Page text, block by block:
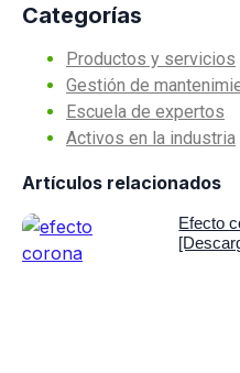
Categorías
Productos y servicios
Gestión de
Escuela de expertos
Activos en la industria
Artículos relacionados
Efecto